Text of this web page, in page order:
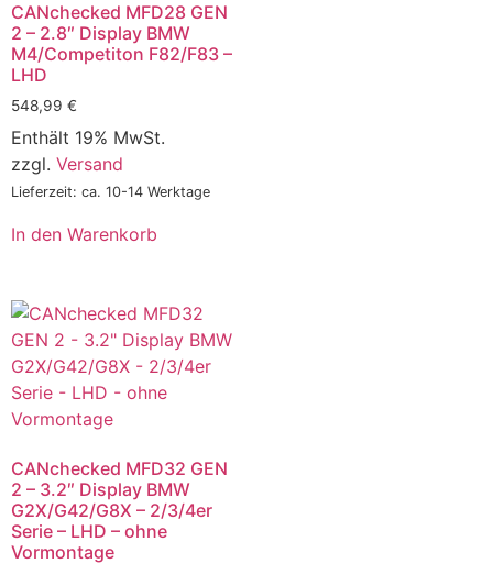
CANchecked MFD28 GEN
2 – 2.8″ Display BMW
M4/Competiton F82/F83 –
LHD
548,99 €
Enthält 19% MwSt.
zzgl. Versand
Lieferzeit: ca. 10-14 Werktage
In den Warenkorb
CANchecked MFD32 GEN
2 – 3.2″ Display BMW
G2X/G42/G8X – 2/3/4er
Serie – LHD – ohne
Vormontage